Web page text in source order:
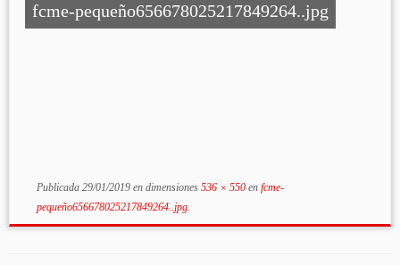
fcme-pequeño656678025217849264..jpg
Publicada 29/01/2019en dimensiones536 × 550enfcme-
pequeño656678025217849264..jpg.